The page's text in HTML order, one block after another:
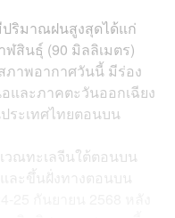
ริมาณฝนสูงสุดได้แก่
ฬสินธุ์ (90 มิลลิเมตร)
ภาพอากาศวันนี้ มีร่อง
ละภาคตะวันออกเฉียง
ระเทศไทยตอนบน
วณทะเลจีนใต้ตอนบน
ละขึ้นฝั่งทางตอนบน